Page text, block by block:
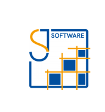
Inhalt
springen